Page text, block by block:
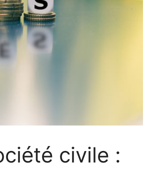
civile :